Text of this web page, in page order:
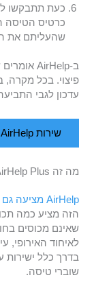
כעת תתבקשו
כרטיס הטיסה
שהעליתם את
עדכון לגבי
שירות AirHelp
מה זה AirHelp Plus ומה היתרונות של השירות הזה?
AirHelp מציעה גם שירות פרימיום בשם AirHelp Plus.
הזה מציע כמה
לאיחוד האירופי,
בדרך כלל ישירות
שוברי טיסה.